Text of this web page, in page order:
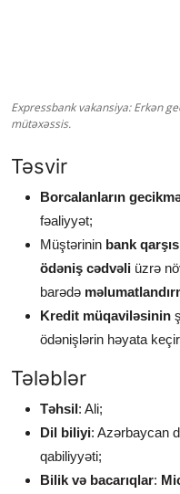
Expressbank vakansiya: Erkən
mütəxəssis.
Təsvir
Borcalanların
fəaliyyət;
Müştərinin bank
ödəniş cədvəli üzrə
barədə
Kredit müqaviləsinin
ödənişlərin həyata
Tələblər
Təhsil: Ali;
Dil biliyi: Azərbaycan
qabiliyyəti;
Bilik və bacarıqlar: